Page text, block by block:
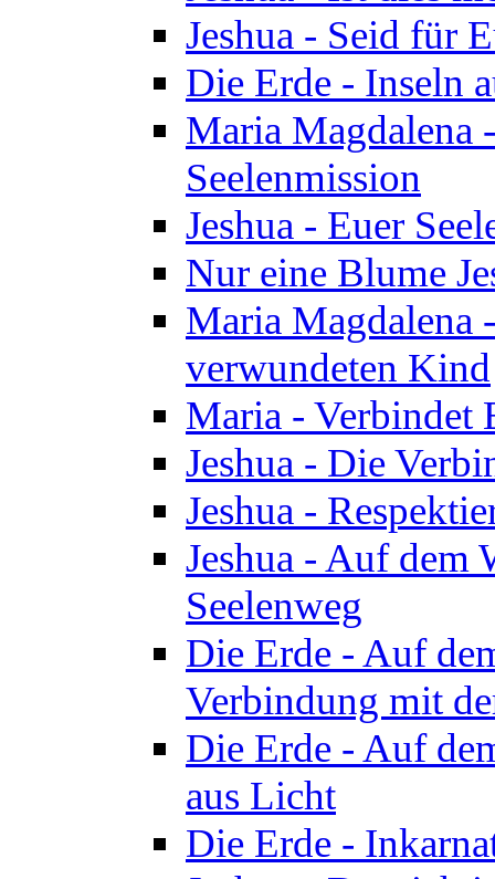
Jeshua - Seid für
Die Erde - Inseln
Maria Magdalena
Seelenmission
Jeshua - Euer
Nur eine Blume
Maria Magdalena
verwundeten Kind
Maria - Verbindet
Jeshua - Die
Jeshua -
Jeshua - Auf dem
Seelenweg
Die Erde - Auf
Verbindung mit
Die Erde - Auf
aus Licht
Die Erde -